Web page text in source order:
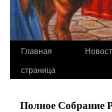
Главная
страница
Полное Собрание